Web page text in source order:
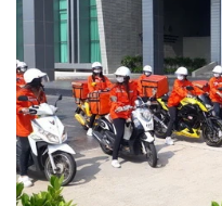
Good health & Well-being
• Green Innovation & SD
• Management & HR
• MGR Live
• Infographic
• การเมือง